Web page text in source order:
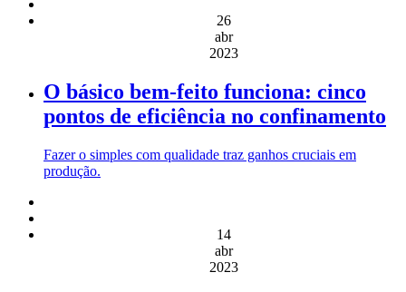
26
abr
2023
O básico bem-feito funciona: cinco
pontos de eficiência no confinamento
Fazer o simples com qualidade traz ganhos cruciais em
produção.
14
abr
2023